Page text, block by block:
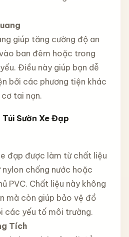
giúp tăng cường độ an
ban đêm hoặc trong
Điều này giúp bạn dễ
bởi các phương tiện khác
tai nạn.
Sườn Xe Đạp
đạp được làm từ chất liệu
chống nước hoặc
PVC. Chất liệu này không
mà còn giúp bảo vệ đồ
các yếu tố môi trường.
Tích